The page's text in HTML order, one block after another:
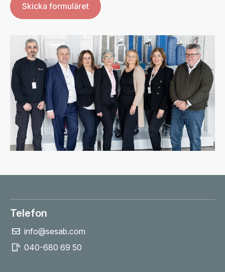
Telefon
info@sesab.com
040-680 69 50